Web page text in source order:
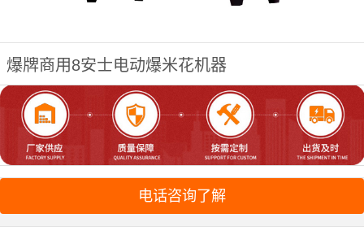
爆牌商用8安士电动爆米花机器
电话咨询了解